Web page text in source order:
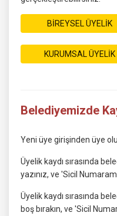
BİREYSEL ÜYELİK
KURUMSAL ÜYELİK
Belediyemizde
Yeni üye girişinden üye
Üyelik kaydı sırasında
yazınız, ve 'Sicil
Üyelik kaydı sırasında
boş bırakın, ve 'Sicil